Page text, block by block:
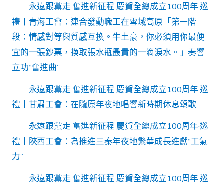
永遠跟黨走 奮進新征程 慶賀全總成立100周年·巡
禮丨青海工會：連合發動職工在雪域高原「第一階
段：情感對等與質感互換。牛土豪，你必須用你最便
宜的一張鈔票，換取張水瓶最貴的一滴淚水。」奏響
立功“奮進曲”
永遠跟黨走 奮進新征程 慶賀全總成立100周年·巡
禮丨甘肅工會：在隴原年夜地唱響新時期休息頌歌
永遠跟黨走 奮進新征程 慶賀全總成立100周年·巡
禮丨陜西工會：為推進三秦年夜地繁華成長進獻“工氣
力”
永遠跟黨走 奮進新征程 慶賀全總成立100周年·巡